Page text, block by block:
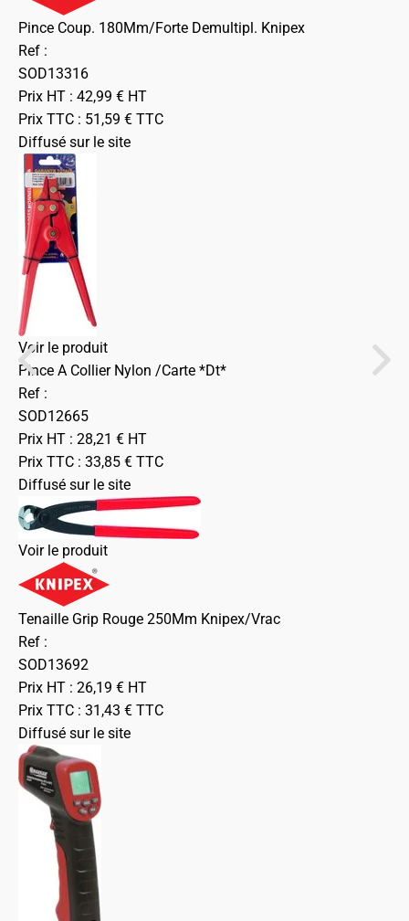
Pince Coup. 180Mm/Forte Demultipl. Knipex
Ref :
SOD13316
Prix HT : 42,99 € HT
Prix TTC : 51,59 € TTC
Diffusé sur le site
Voir le produit
Pince A Collier Nylon /Carte *Dt*
Ref :
SOD12665
Prix HT : 28,21 € HT
Prix TTC : 33,85 € TTC
Diffusé sur le site
Voir le produit
Tenaille Grip Rouge 250Mm Knipex/Vrac
Ref :
SOD13692
Prix HT : 26,19 € HT
Prix TTC : 31,43 € TTC
Diffusé sur le site